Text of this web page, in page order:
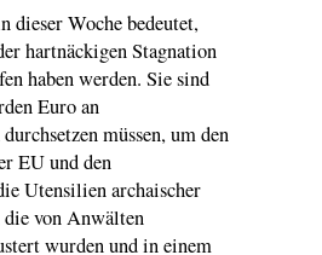
dieser Woche bedeutet,
hartnäckigen Stagnation
haben werden. Sie sind
Euro an
müssen, um den
EU und den
Utensilien archaischer
die von Anwälten
wurden und in einem